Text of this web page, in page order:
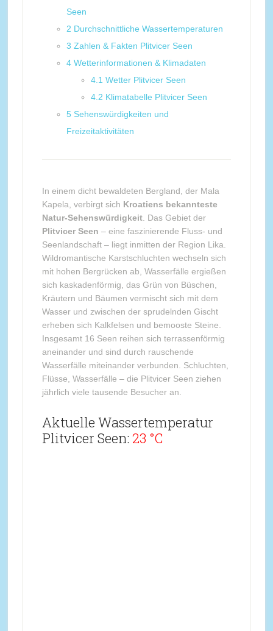
Seen
2 Durchschnittliche Wassertemperaturen
3 Zahlen & Fakten Plitvicer Seen
4 Wetterinformationen & Klimadaten
4.1 Wetter Plitvicer Seen
4.2 Klimatabelle Plitvicer Seen
5 Sehenswürdigkeiten und
Freizeitaktivitäten
In einem dicht bewaldeten Bergland, der Mala
Kapela, verbirgt sich Kroatiens bekannteste
Natur-Sehenswürdigkeit. Das Gebiet der
Plitvicer Seen – eine faszinierende Fluss- und
Seenlandschaft – liegt inmitten der Region Lika.
Wildromantische Karstschluchten wechseln sich
mit hohen Bergrücken ab, Wasserfälle ergießen
sich kaskadenförmig, das Grün von Büschen,
Kräutern und Bäumen vermischt sich mit dem
Wasser und zwischen der sprudelnden Gischt
erheben sich Kalkfelsen und bemooste Steine.
Insgesamt 16 Seen reihen sich terrassenförmig
aneinander und sind durch rauschende
Wasserfälle miteinander verbunden. Schluchten,
Flüsse, Wasserfälle – die Plitvicer Seen ziehen
jährlich viele tausende Besucher an.
Aktuelle Wassertemperatur
Plitvicer Seen: 23 °C